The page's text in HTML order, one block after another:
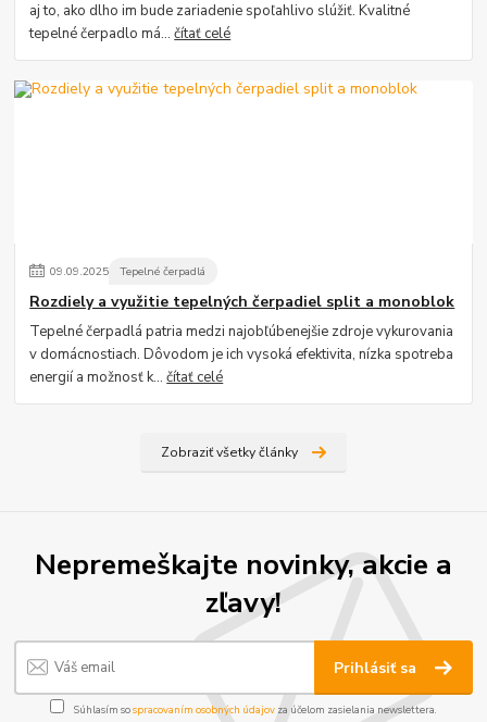
aj to, ako dlho im bude zariadenie spoľahlivo slúžiť. Kvalitné
tepelné čerpadlo má...čítať celé
09.09.2025 Tepelné čerpadlá
Rozdiely a využitie tepelných čerpadiel split a monoblok
Tepelné čerpadlá patria medzi najobľúbenejšie zdroje vykurovania
v domácnostiach. Dôvodom je ich vysoká efektivita, nízka spotreba
energií a možnosť k...čítať celé
Zobraziť všetky články
Nepremeškajte novinky, akcie a
zľavy!
Prihlásiť sa
Súhlasím sospracovaním osobných údajov za účelom zasielania newslettera.